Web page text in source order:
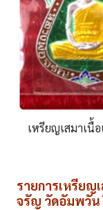
เหรียญเสมาเนื้
รายการเหรียญ
จรัญ วัดอัมพวัน